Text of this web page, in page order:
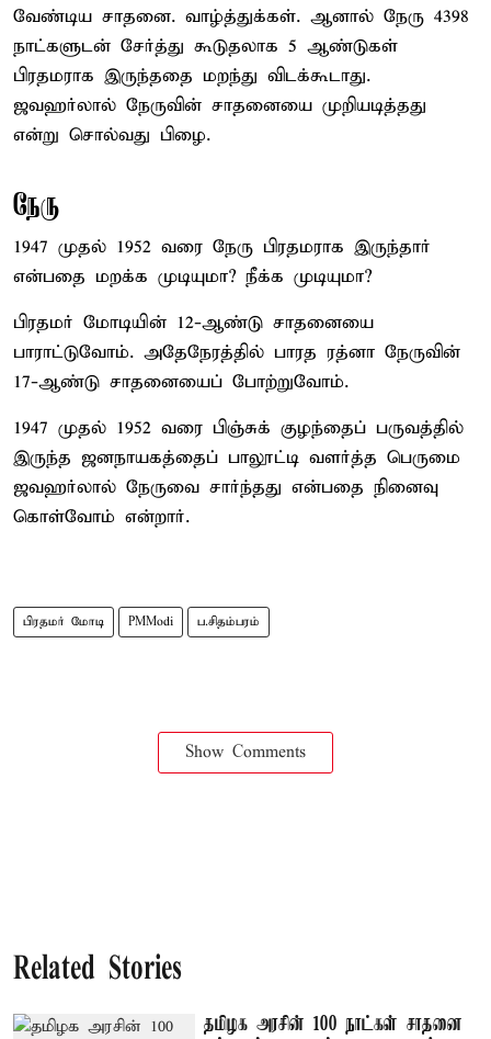
வேண்டிய சாதனை. வாழ்த்துக்கள். ஆனால் நேரு 4398
நாட்களுடன் சேர்த்து கூடுதலாக 5 ஆண்டுகள்
பிரதமராக இருந்ததை மறந்து விடக்கூடாது.
ஜவஹர்லால் நேருவின் சாதனையை முறியடித்தது
என்று சொல்வது பிழை.
நேரு
1947 முதல் 1952 வரை நேரு பிரதமராக இருந்தார்
என்பதை மறக்க முடியுமா? நீக்க முடியுமா?
பிரதமர் மோடியின் 12-ஆண்டு சாதனையை
பாராட்டுவோம். அதேநேரத்தில் பாரத ரத்னா நேருவின்
17-ஆண்டு சாதனையைப் போற்றுவோம்.
1947 முதல் 1952 வரை பிஞ்சுக் குழந்தைப் பருவத்தில்
இருந்த ஜனநாயகத்தைப் பாலூட்டி வளர்த்த பெருமை
ஜவஹர்லால் நேருவை சார்ந்தது என்பதை நினைவு
கொள்வோம் என்றார்.
பிரதமர் மோடி PMModi ப.சிதம்பரம்
Show Comments
Related Stories
தமிழக அரசின் 100 நாட்கள் சாதனை